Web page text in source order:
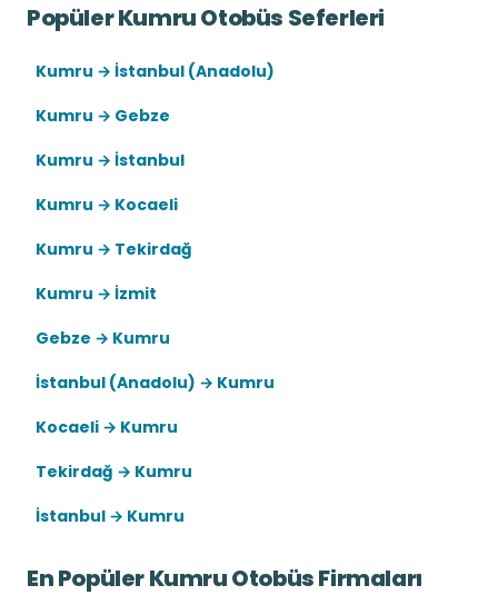
Popüler Kumru Otobüs Seferleri
Kumru → İstanbul (Anadolu)
Kumru → Gebze
Kumru → İstanbul
Kumru → Kocaeli
Kumru → Tekirdağ
Kumru → İzmit
Gebze → Kumru
İstanbul (Anadolu) → Kumru
Kocaeli → Kumru
Tekirdağ → Kumru
İstanbul → Kumru
En Popüler Kumru Otobüs Firmaları